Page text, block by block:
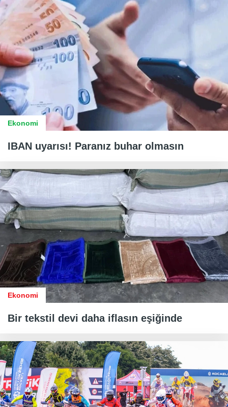
Ekonomi
IBAN uyarısı! Paranız buhar olmasın
Ekonomi
Bir tekstil devi daha iflasın eşiğinde